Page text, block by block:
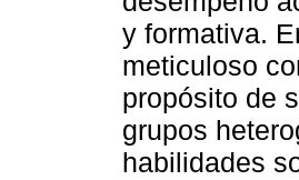
y formativa.
meticuloso
propósito de
grupos
habilidades